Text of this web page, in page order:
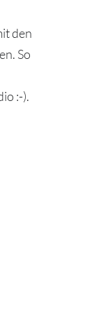
den
So
:-).